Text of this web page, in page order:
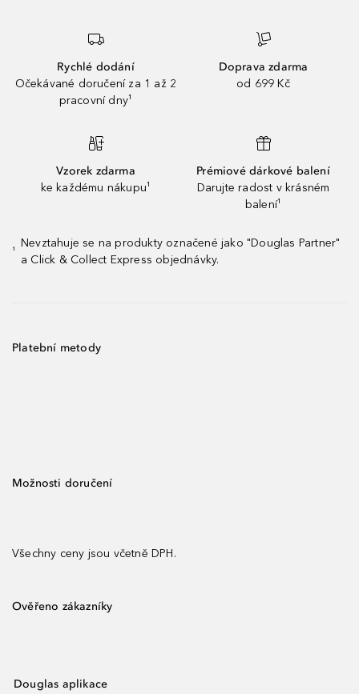
Rychlé dodání
Očekávané doručení za 1 až 2
pracovní dny¹
Doprava zdarma
od 699 Kč
Vzorek zdarma
ke každému nákupu¹
Prémiové dárkové balení
Darujte radost v krásném
balení¹
¹
Nevztahuje se na produkty označené jako "Douglas Partner"
a Click & Collect Express objednávky.
Platební metody
Možnosti doručení
Všechny ceny jsou včetně DPH.
Ověřeno zákazníky
Douglas aplikace